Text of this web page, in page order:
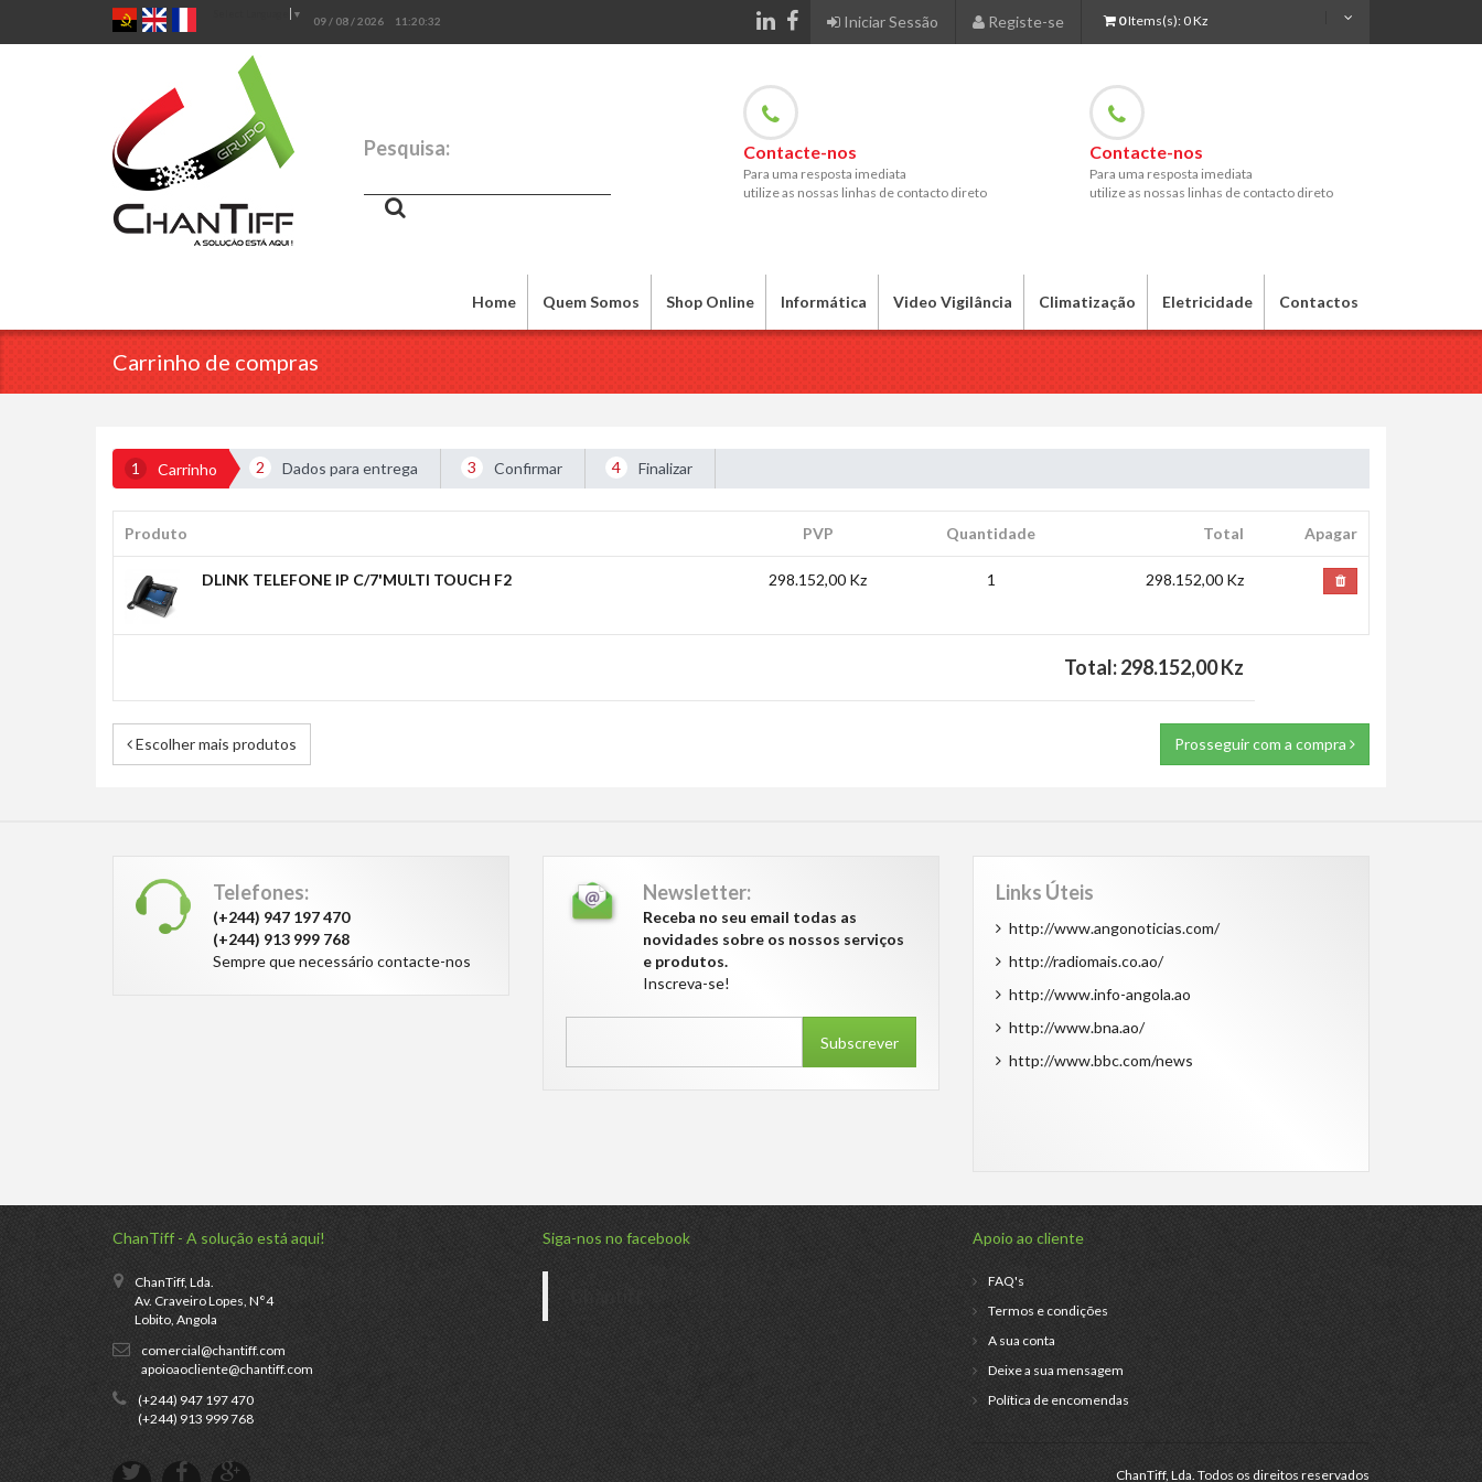
▼
09 / 08 / 2026 11:20:32 0Items(s): 0 Kz
Registe-se
Iniciar Sessão
Pesquisa: Contacte-nos
Para uma resposta imediata
utilize as nossas linhas de contacto direto
Contacte-nos
Para uma resposta imediata
utilize as nossas linhas de contacto direto
Home Quem Somos Shop Online Informática Video Vigilância Climatização Eletricidade Contactos
Carrinho de compras
1 Carrinho 2 Dados para entrega 3 Confirmar 4 Finalizar
Produto PVP Quantidade Total Apagar
DLINK TELEFONE IP C/7'MULTI TOUCH F2 298.152,00 Kz 1 298.152,00 Kz
Total: 298.152,00 Kz
Escolher mais produtos Prosseguir com a compra
Telefones:
(+244) 947 197 470
(+244) 913 999 768
Sempre que necessário contacte-nos
Newsletter:
Receba no seu email todas as
novidades sobre os nossos serviços
e produtos.
Inscreva-se!
Subscrever
Links Úteis
http://www.angonoticias.com/
http://radiomais.co.ao/
http://www.info-angola.ao
http://www.bna.ao/
http://www.bbc.com/news
ChanTiff - A solução está aqui!
ChanTiff, Lda.
Av. Craveiro Lopes, N°4
Lobito, Angola
comercial@chantiff.com
apoioaocliente@chantiff.com
(+244) 947 197 470
(+244) 913 999 768
Siga-nos no facebook Apoio ao cliente
FAQ's
Termos e condições
A sua conta
Deixe a sua mensagem
Política de encomendas
ChanTiff, Lda. Todos os direitos reservados